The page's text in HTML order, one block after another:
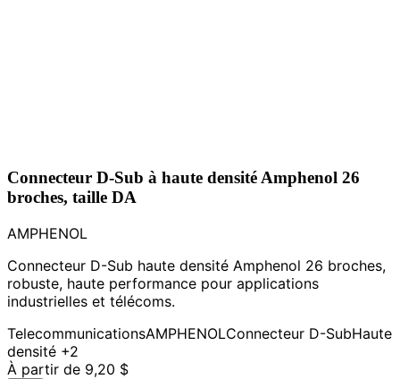
Connecteur D-Sub à haute densité Amphenol 26
broches, taille DA
AMPHENOL
Connecteur D-Sub haute densité Amphenol 26 broches,
robuste, haute performance pour applications
industrielles et télécoms.
TelecommunicationsAMPHENOLConnecteur D-SubHaute
densité +2
À partir de 9,20 $